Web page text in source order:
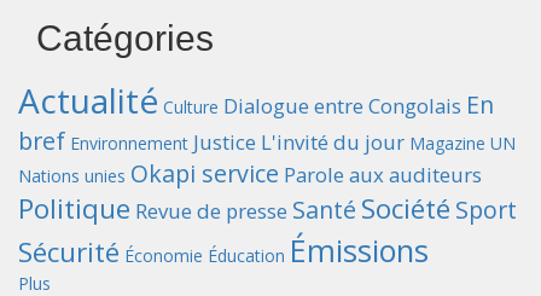
Catégories
Actualité Culture Dialogue entre Congolais En
bref Environnement Justice L'invité du jour Magazine UN
Nations unies Okapi service Parole aux auditeurs
Politique Revue de presse Santé Société Sport
Sécurité Économie Éducation Émissions
Plus